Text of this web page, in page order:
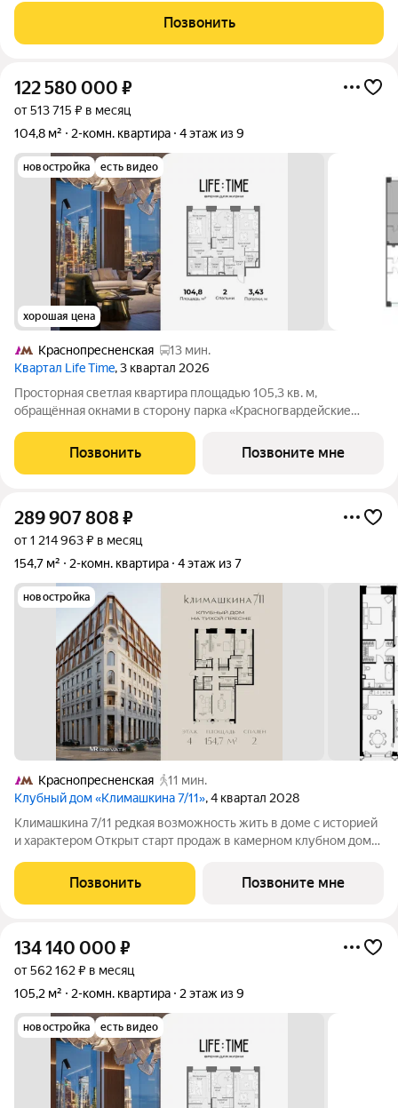
отражает роскошь натуральных материалов: благородный
шпон ореха в отделке, паркет из ореха,
Позвонить
122 580 000 ₽
от 513 715 ₽ в месяц
104,8 м²
2-комн. квартира 4 этаж из 9
новостройка есть видео
хорошая цена
Краснопресненская
13 мин.
Квартал Life Time, 3 квартал 2026
Просторная светлая квартира площадью 105,3 кв. м,
обращённая окнами в сторону парка «Красногвардейские
характеристики квартиры. Продуманная планировка
позволяет разместить приватную спальню с отдельными
Позвонить Позвоните мне
289 907 808₽
от 1 214 963 ₽ в месяц
154,7 м²
2-комн. квартира 4 этаж из 7
новостройка
Краснопресненская
11 мин.
Клубный дом «Климашкина 7/11», 4 квартал 2028
Климашкина 7/11 редкая возможность жить в доме с историей
и характером Открыт старт продаж в камерном клубном доме
редкой деталью: сохранённый фасад особняка XIX века. Всего
46 резиденций. На
Позвонить Позвоните мне
134 140 000 ₽
от 562 162 ₽ в месяц
105,2 м²
2-комн. квартира 2 этаж из 9
новостройка есть видео